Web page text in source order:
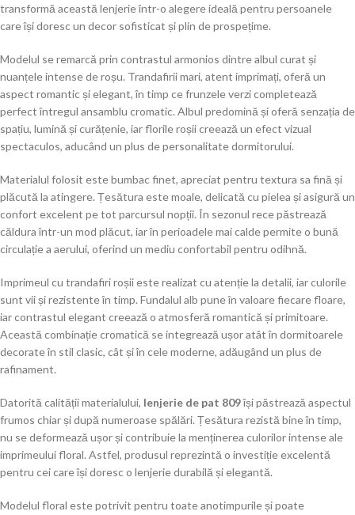
transformă această lenjerie într-o alegere ideală pentru persoanele
care își doresc un decor sofisticat și plin de prospețime.
Modelul se remarcă prin contrastul armonios dintre albul curat și
nuanțele intense de roșu. Trandafirii mari, atent imprimați, oferă un
aspect romantic și elegant, în timp ce frunzele verzi completează
perfect întregul ansamblu cromatic. Albul predomină și oferă senzația de
spațiu, lumină și curățenie, iar florile roșii creează un efect vizual
spectaculos, aducând un plus de personalitate dormitorului.
Materialul folosit este bumbac finet, apreciat pentru textura sa fină și
plăcută la atingere. Țesătura este moale, delicată cu pielea și asigură un
confort excelent pe tot parcursul nopții. În sezonul rece păstrează
căldura într-un mod plăcut, iar în perioadele mai calde permite o bună
circulație a aerului, oferind un mediu confortabil pentru odihnă.
Imprimeul cu trandafiri roșii este realizat cu atenție la detalii, iar culorile
sunt vii și rezistente în timp. Fundalul alb pune în valoare fiecare floare,
iar contrastul elegant creează o atmosferă romantică și primitoare.
Această combinație cromatică se integrează ușor atât în dormitoarele
decorate în stil clasic, cât și în cele moderne, adăugând un plus de
rafinament.
Datorită calității materialului, lenjerie de pat 809își păstrează aspectul
frumos chiar și după numeroase spălări. Țesătura rezistă bine în timp,
nu se deformează ușor și contribuie la menținerea culorilor intense ale
imprimeului floral. Astfel, produsul reprezintă o investiție excelentă
pentru cei care își doresc o lenjerie durabilă și elegantă.
Modelul floral este potrivit pentru toate anotimpurile și poate